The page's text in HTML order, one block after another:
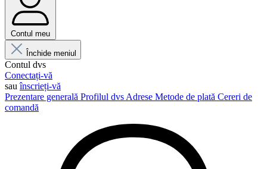
Contul meu
Închide meniul
Contul dvs
Conectați-vă
sauînscrieți-vă
Prezentare generală Profilul dvs Adrese Metode de plată Cereri de
comandă